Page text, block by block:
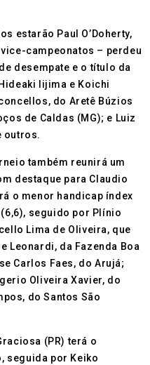
estarão Paul O’Doherty,
campeonatos – perdeu
desempate e o título da
Iijima e Koichi
do Aretê Búzios
de Caldas (MG); e Luiz
outros.
também reunirá um
destaque para Claudio
o menor handicap índex
seguido por Plínio
Lima de Oliveira, que
Leonardi, da Fazenda Boa
Carlos Faes, do Arujá;
Oliveira Xavier, do
do Santos São
(PR) terá o
seguida por Keiko